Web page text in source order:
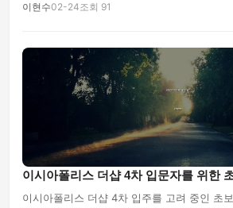
이현수02-24조회 91
이시아폴리스 더샵 4차 입문자를 위한
이시아폴리스 더샵 4차 입주를 고려 중인 초